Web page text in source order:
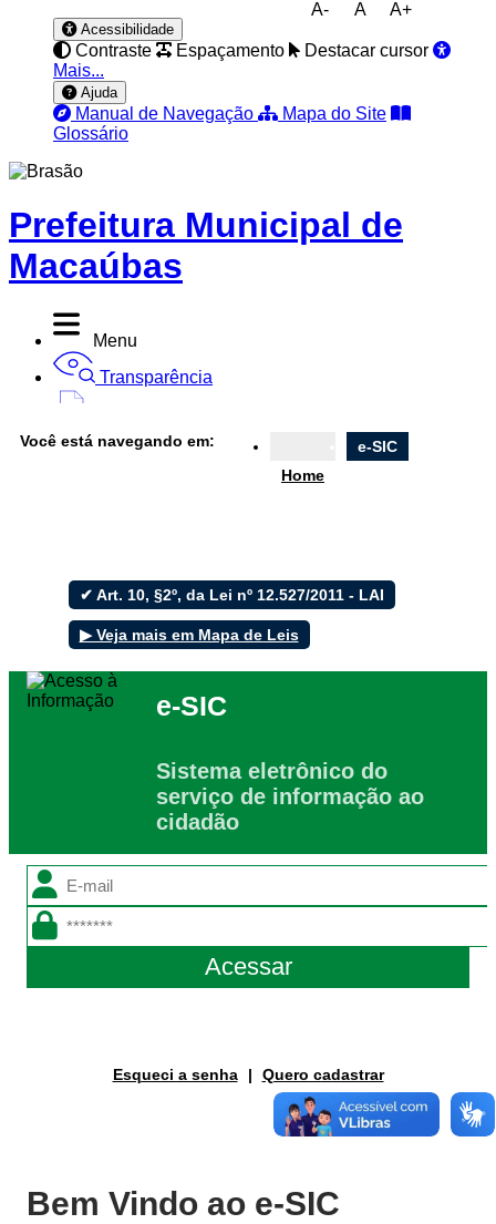
A- A A+
Acessibilidade
Contraste Espaçamento
Destacar cursor
Mais...
Ajuda
Manual de Navegação
Mapa do Site
Glossário
Prefeitura Municipal de
Macaúbas
Menu
Transparência
Filtrar por todos
Empresas
Secretarias
Servidor
Transparência
Videos
Áudios
Cidade/Estado
Você está navegando em:
Home
e-SIC
✔ Art. 10, §2º, da Lei nº 12.527/2011 - LAI
▶ Veja mais em Mapa de Leis
e-SIC
Sistema eletrônico do
serviço de informação ao
cidadão
Esqueci a senha | Quero cadastrar
Bem Vindo ao e-SIC